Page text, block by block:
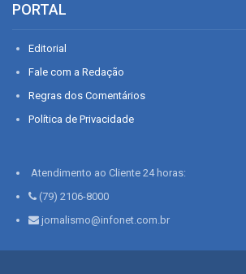
PORTAL
Editorial
Fale com a Redação
Regras dos Comentários
Política de Privacidade
Atendimento ao Cliente 24 horas:
(79) 2106-8000
jornalismo@infonet.com.br